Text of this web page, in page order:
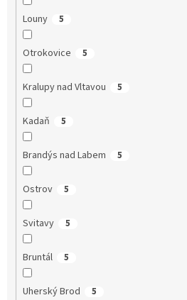
Louny 5
Otrokovice 5
Kralupy nad Vltavou 5
Kadaň 5
Brandýs nad Labem 5
Ostrov 5
Svitavy 5
Bruntál 5
Uherský Brod 5